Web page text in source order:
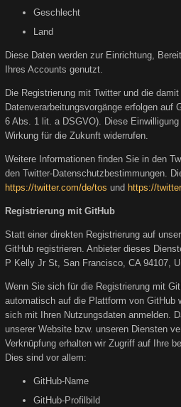
Geschlecht
Land
Diese Daten werden zur Einrichtung,
Ihres Accounts genutzt.
Die Registrierung mit Twitter und die
Datenverarbeitungsvorgänge erfolgen auf
6 Abs. 1 lit. a DSGVO). Diese
Wirkung für die Zukunft widerrufen.
Weitere Informationen finden Sie in den
den Twitter-Datenschutzbestimmungen.
https://twitter.com/de/tos und https://
Registrierung mit GitHub
Statt einer direkten Registrierung auf
GitHub registrieren. Anbieter dieses
P Kelly Jr St, San Francisco, CA 94107,
Wenn Sie sich für die Registrierung mit
automatisch auf die Plattform von GitHub
sich mit Ihren Nutzungsdaten anmelden.
unserer Website bzw. unseren Diensten
Verknüpfung erhalten wir Zugriff auf Ihre
Dies sind vor allem:
GitHub-Name
GitHub-Profilbild